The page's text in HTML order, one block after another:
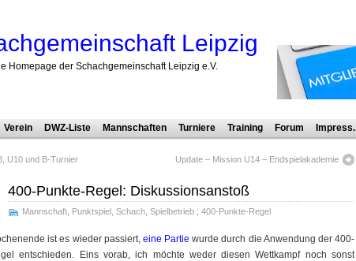
Leipzig
Homepage der Schachgemeinschaft Leipzig e.V.
Verein DWZ-Liste Mannschaften Turniere Training Forum Impress.
U10 und B-Turnier Update – Mission U14 – Endspielakademie
400-Punkte-Regel: Diskussionsanstoß
Mannschaft Punktspiel Schach Spielbetrieb ; 400-Punkte-Regel
ist es wieder passiert, eine Partie wurde durch die Anwendung der 400-
entschieden. Eins vorab, ich möchte weder diesen Wettkampf noch sonst